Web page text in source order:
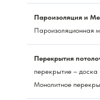
Пароизоляция и
Пароизоляционная
Перекрытия
перекрытие –
Монолитное